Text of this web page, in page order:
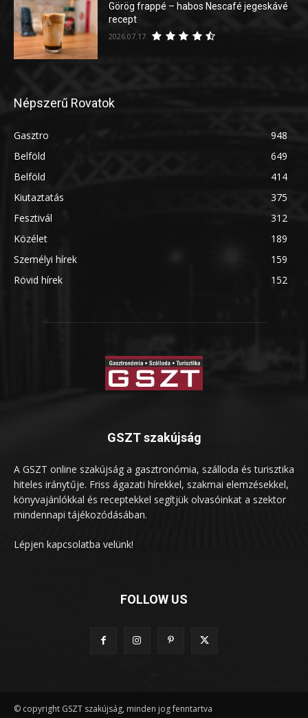
Görög frappé – habos Nescafé jegeskávé
recept
2026.07.17.
Népszerű Rovatok
Gasztro
948
Belföld
649
Belföld
414
Kiutaztatás
375
Fesztivál
312
Közélet
189
Személyi hírek
159
Rövid hírek
152
GSZT szakújság
A GSZT online szakújság a gasztronómia, szálloda és turisztika
hiteles iránytűje. Friss ágazati hírekkel, szakmai elemzésekkel,
könyvajánlókkal és receptekkel segítjük olvasóinkat a szektor
mindennapi tájékozódásában.
Lépjen kapcsolatba velünk!
FOLLOW US
© copyright GSZT szakújság, minden jog fenntartva